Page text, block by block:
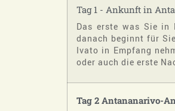
Tag 1 - Ankunft in
Das erste was Sie in
danach beginnt für
Ivato in Empfang
oder auch die erste
Tag 2 Antananarivo-